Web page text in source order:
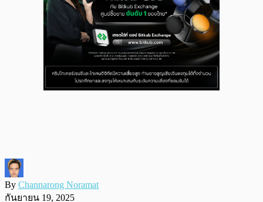
By Channarong Noramat
กันยายน 19, 2025